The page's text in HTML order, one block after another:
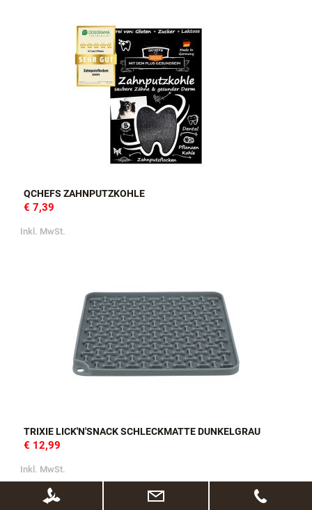
QCHEFS ZAHNPUTZKOHLE
€ 7,39
Inkl. MwSt.
TRIXIE LICK'N'SNACK SCHLECKMATTE DUNKELGRAU
€ 12,99
Inkl. MwSt.